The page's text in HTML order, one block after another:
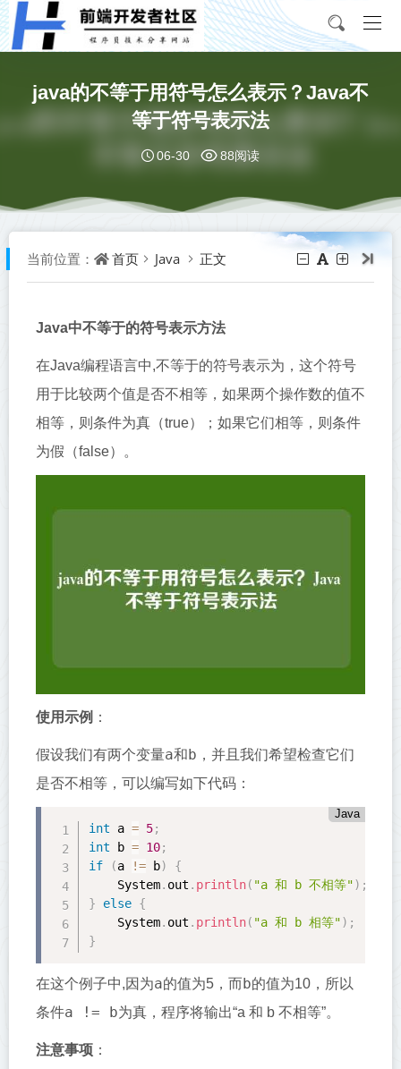
java的不等于用符号怎么表示？Java不
等于符号表示法
06-30 88阅读
当前位置： 首页 Java 正文
Java中不等于的符号表示方法
在Java编程语言中,不等于的符号表示为，这个符号
用于比较两个值是否不相等，如果两个操作数的值不
相等，则条件为真（true）；如果它们相等，则条件
为假（false）。
使用示例 ：
假设我们有两个变量a和b ，并且我们希望检查它们
是否不相等，可以编写如下代码：
Java
int a = 5;
int b = 10;
if
(a != b)
{
    System
. out . println( "a 和 b 不相等") ;
}
else {
    System
. out . println( "a 和 b 相等") ;
}
在这个例子中,因为a的值为5，而b的值为10，所以
条件a != b为真，程序将输出“a 和 b 不相等”。
注意事项 ：